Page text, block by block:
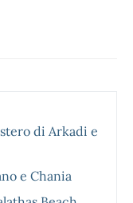
di Arkadi e
e Chania